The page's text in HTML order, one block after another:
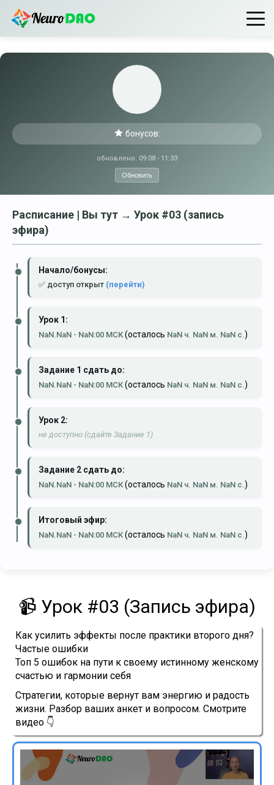
бонусов:
обновлено: 09.08 - 11:33
Обновить
Расписание | Вы тут → Урок #03 (запись
эфира)
Начало/бонусы:
✅ доступ открыт (перейти)
Урок 1:
NaN.NaN - NaN:00 МСК (осталось NaN ч. NaN м. NaN с. )
Задание 1 сдать до:
NaN.NaN - NaN:00 МСК (осталось NaN ч. NaN м. NaN с. )
Урок 2:
не доступно (сдайте Задание 1)
Задание 2 сдать до:
NaN.NaN - NaN:00 МСК (осталось NaN ч. NaN м. NaN с. )
Итоговый эфир:
NaN.NaN - NaN:00 МСК (осталось NaN ч. NaN м. NaN с. )
📹 Урок #03 (Запись эфира)
Как усилить эффекты после практики второго дня?
Частые ошибки
Топ 5 ошибок на пути к своему истинному женскому
счастью и гармонии себя
Стратегии, которые вернут вам энергию и радость
жизни. Разбор ваших анкет и вопросом. Смотрите
видео 👇